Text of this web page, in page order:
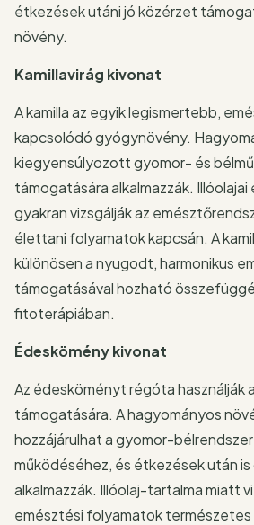
étkezések utáni jó közérzet
növény.
Kamillavirág kivonat
A kamilla az egyik legismertebb,
kapcsolódó gyógynövény.
kiegyensúlyozott gyomor- és
támogatására alkalmazzák.
gyakran vizsgálják az
élettani folyamatok kapcsán. A
különösen a nyugodt, harmonikus
támogatásával hozható
fitoterápiában.
Édeskömény kivonat
Az édesköményt régóta használják
támogatására. A hagyományos
hozzájárulhat a gyomor-
működéséhez, és étkezések után is
alkalmazzák. Illóolaj-tartalma miatt
emésztési folyamatok természetes